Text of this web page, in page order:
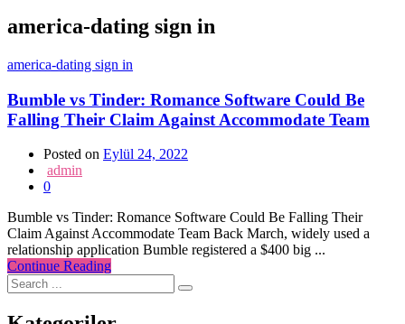
america-dating sign in
america-dating sign in
Bumble vs Tinder: Romance Software Could Be
Falling Their Claim Against Accommodate Team
Posted on Eylül 24, 2022
admin
0
Bumble vs Tinder: Romance Software Could Be Falling Their
Claim Against Accommodate Team Back March, widely used a
relationship application Bumble registered a $400 big ...
Continue Reading